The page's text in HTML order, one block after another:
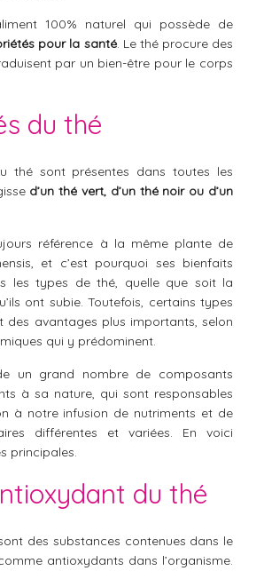
100% naturel qui possède de
pour la santé. Le thé procure des
par un bien-être pour le corps
du thé
thé sont présentes dans toutes les
d’un thé vert, d’un thé noir ou d’un
référence à la même plante de
et c’est pourquoi ses bienfaits
les types de thé, quelle que soit la
ont subie. Toutefois, certains types
des avantages plus importants, selon
qui y prédominent.
un grand nombre de composants
à sa nature, qui sont responsables
à notre infusion de nutriments et de
différentes et variées. En voici
principales.
du thé
des substances contenues dans le
antioxydants dans l’organisme.